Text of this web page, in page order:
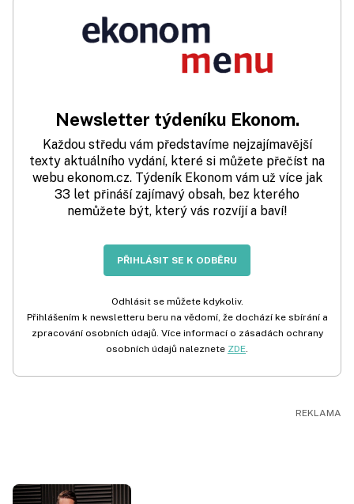
Newsletter týdeníku Ekonom.
Každou středu vám představíme nejzajímavější
texty aktuálního vydání, které si můžete přečíst na
webu ekonom.cz. Týdeník Ekonom vám už více jak
33 let přináší zajímavý obsah, bez kterého
nemůžete být, který vás rozvíjí a baví!
PŘIHLÁSIT SE K ODBĚRU
Odhlásit se můžete kdykoliv.
Přihlášením k newsletteru beru na vědomí, že dochází ke sbírání a
zpracování osobních údajů. Více informací o zásadách ochrany
osobních údajů naleznete ZDE.